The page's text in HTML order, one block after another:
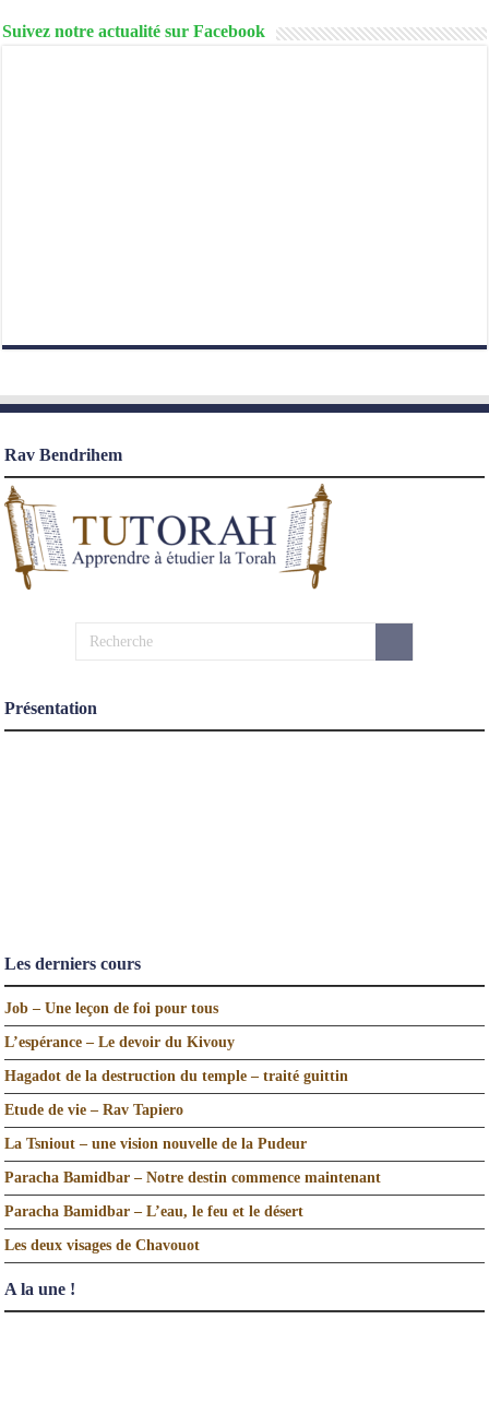
Suivez notre actualité sur Facebook
Rav Bendrihem
Présentation
Les derniers cours
Job – Une leçon de foi pour tous
L’espérance – Le devoir du Kivouy
Hagadot de la destruction du temple – traité guittin
Etude de vie – Rav Tapiero
La Tsniout – une vision nouvelle de la Pudeur
Paracha Bamidbar – Notre destin commence maintenant
Paracha Bamidbar – L’eau, le feu et le désert
Les deux visages de Chavouot
A la une !